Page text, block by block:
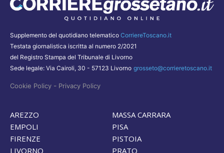
Supplemento del quotidiano telematico CorriereToscano.it
Testata giornalistica iscritta al numero 2/2021
del Registro Stampa del Tribunale di Livorno
Sede legale: Via Cairoli, 30 - 57123 Livorno grosseto@corrieretoscano.it
Cookie Policy - Privacy Policy
AREZZO
EMPOLI
FIRENZE
LIVORNO
MASSA CARRARA
PISA
PISTOIA
PRATO